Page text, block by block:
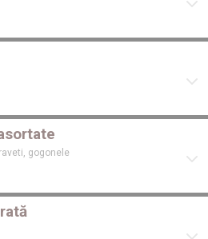
gogonele